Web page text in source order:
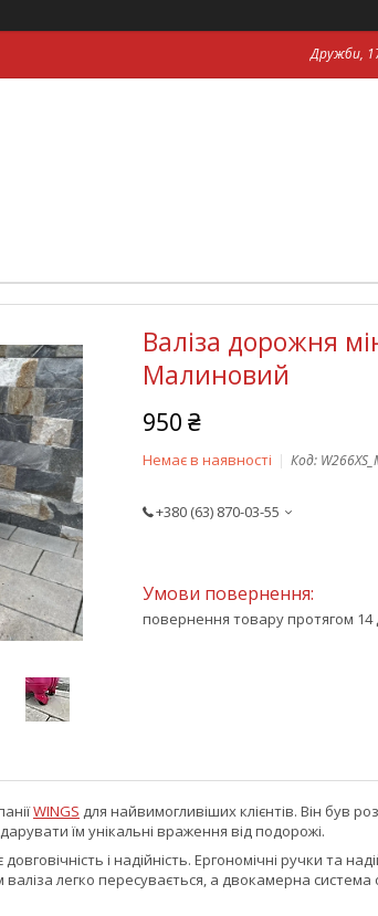
Дружби,
Валіза дорожня
Малиновий
950 ₴
Немає в наявності Код:
+380 (63) 870-03-55
повернення товару протягом 14
WINGS для найвимогливіших клієнтів. Він був
їм унікальні враження від подорожі.
і надійність. Ергономічні ручки та
легко пересувається, а двокамерна система